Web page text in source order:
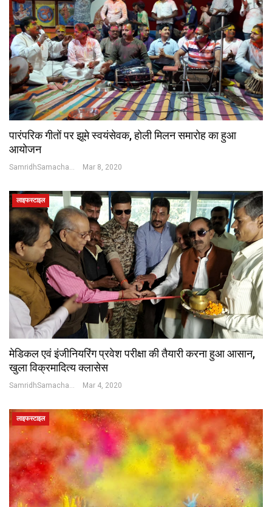
पारंपरिक गीतों पर झूमे स्वयंसेवक, होली मिलन समारोह का हुआ
आयोजन
SamridhSamachar Desk Mar 8, 2020
लाइफस्टाइल
मेडिकल एवं इंजीनियरिंग प्रवेश परीक्षा की तैयारी करना हुआ आसान,
खुला विक्रमादित्य क्लासेस
SamridhSamachar Desk Mar 4, 2020
लाइफस्टाइल